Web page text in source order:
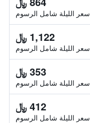
سعر الليلة شامل الرسوم
1,122 ﷼
سعر الليلة شامل الرسوم
353 ﷼
سعر الليلة شامل الرسوم
412 ﷼
سعر الليلة شامل الرسوم